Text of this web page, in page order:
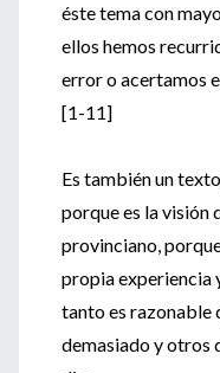
éste tema con
ellos hemos
error o acertamos
[1-11]
Es también un
porque es la visión
provinciano,
propia experiencia
tanto es razonable
demasiado y otros